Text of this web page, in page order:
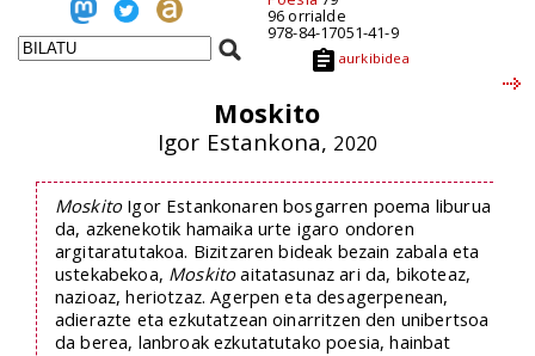
96 orrialde
978-84-17051-41-9
aurkibidea
Moskito
Igor Estankona, 2020
MoskitoIgor Estankonaren bosgarren poema liburua
da, azkenekotik hamaika urte igaro ondoren
argitaratutakoa. Bizitzaren bideak bezain zabala eta
ustekabekoa, Moskitoaitatasunaz ari da, bikoteaz,
nazioaz, heriotzaz. Agerpen eta desagerpenean,
adierazte eta ezkutatzean oinarritzen den unibertsoa
da berea, lanbroak ezkutatutako poesia, hainbat